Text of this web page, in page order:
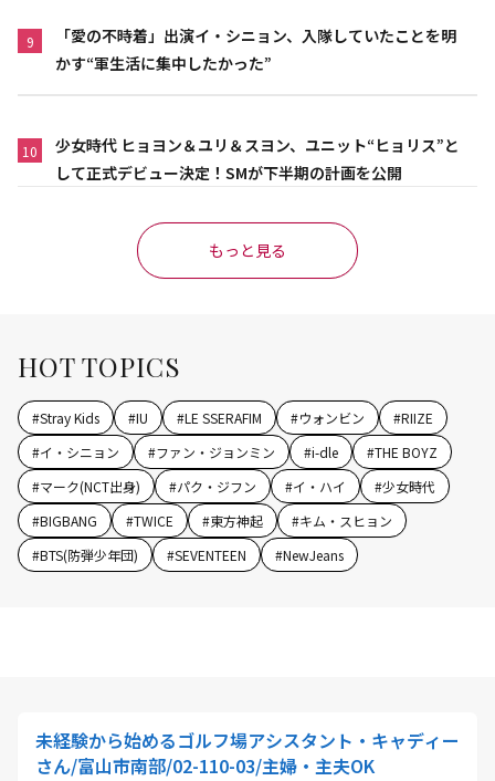
9
「愛の不時着」出演イ・シニョン、入隊していたことを明
かす“軍生活に集中したかった”
10
少女時代 ヒョヨン＆ユリ＆スヨン、ユニット“ヒョリス”と
して正式デビュー決定！SMが下半期の計画を公開
もっと見る
HOT TOPICS
#Stray Kids #IU #LE SSERAFIM #ウォンビン #RIIZE
#イ・シニョン #ファン・ジョンミン #i-dle #THE BOYZ
#マーク(NCT出身) #パク・ジフン #イ・ハイ #少女時代
#BIGBANG #TWICE #東方神起 #キム・スヒョン
#BTS(防弾少年団) #SEVENTEEN #NewJeans
未経験から始めるゴルフ場アシスタント・キャディー
さん/富山市南部/02-110-03/主婦・主夫OK